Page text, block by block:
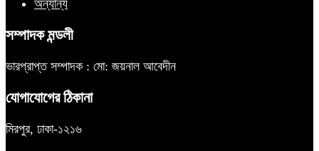
অন্যান্য
সম্পাদক মন্ডলী
ভারপ্রাপ্ত সম্পাদক : মো: জয়নাল আবেদীন
যোগাযোগের ঠিকানা
মিরপুর, ঢাকা-১২১৬